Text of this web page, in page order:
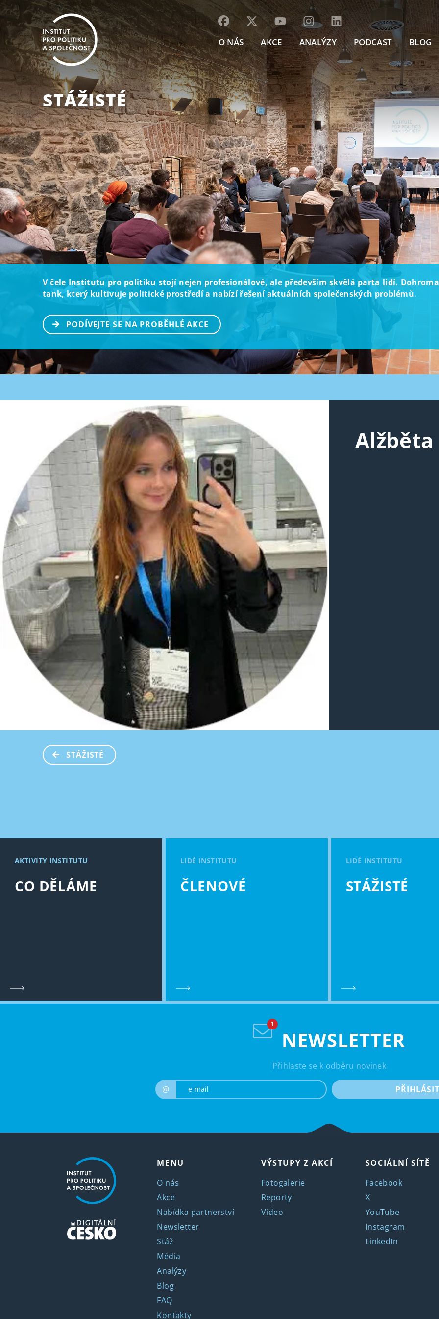
O NÁS AKCE ANALÝZY PODCAST BLOG
STÁŽISTÉ
V čele Institutu pro politiku stojí nejen profesionálové, ale především skvělá parta lidí.
tank, který kultivuje politické prostředí a nabízí řešení aktuálních společenských problémů.
PODÍVEJTE SE NA PROBĚHLÉ AKCE
STÁŽISTÉ
CO DĚLÁME
AKTIVITY INSTITUTU LIDÉ INSTITUTU
ČLENOVÉ STÁŽISTÉ
LIDÉ INSTITUTU
NEWSLETTER
Přihlaste se k odběru novinek
@ PŘIHLÁSIT
MENU
O nás
Akce
Nabídka partnerství
Newsletter
Stáž
Média
Analýzy
Blog
FAQ
Kontakty
VÝSTUPY Z AKCÍ
Fotogalerie
Reporty
Video
SOCIÁLNÍ SÍTĚ
Facebook
X
YouTube
Instagram
LinkedIn